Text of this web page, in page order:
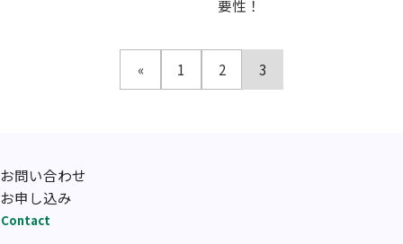
要性！
« 1 2 3
お問い合わせ
お申し込み
Contact